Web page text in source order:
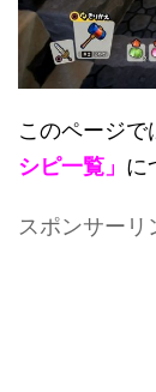
このページ
シピ一覧」 に
スポンサーリ